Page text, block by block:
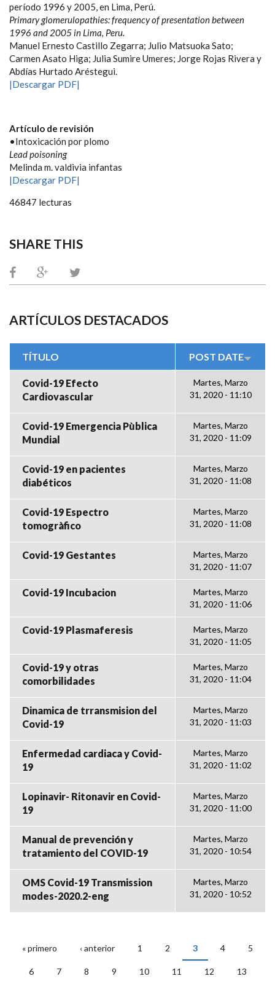
período 1996 y 2005, en Lima, Perú.
Primary glomerulopathies: frequency of presentation between
1996 and 2005 in Lima, Peru.
Manuel Ernesto Castillo Zegarra; Julio Matsuoka Sato;
Carmen Asato Higa; Julia Sumire Umeres; Jorge Rojas Rivera y
Abdías Hurtado Aréstegui.
|Descargar PDF|
Artículo de revisión
•Intoxicación por plomo
Lead poisoning
Melinda m. valdivia infantas
|Descargar PDF|
46847 lecturas
SHARE THIS
ARTÍCULOS DESTACADOS
TÍTULO POST DATE
Covid-19 Efecto
Cardiovascular
Martes, Marzo
31, 2020 - 11:10
Covid-19 Emergencia Pùblica
Mundial
Martes, Marzo
31, 2020 - 11:09
Covid-19 en pacientes
diabéticos
Martes, Marzo
31, 2020 - 11:08
Covid-19 Espectro
tomogràfico
Martes, Marzo
31, 2020 - 11:08
Covid-19 Gestantes
Martes, Marzo
31, 2020 - 11:07
Covid-19 Incubacion
Martes, Marzo
31, 2020 - 11:06
Covid-19 Plasmaferesis
Martes, Marzo
31, 2020 - 11:05
Covid-19 y otras
comorbilidades
Martes, Marzo
31, 2020 - 11:04
Dinamica de trransmision del
Covid-19
Martes, Marzo
31, 2020 - 11:03
Enfermedad cardiaca y Covid-
19
Martes, Marzo
31, 2020 - 11:02
Lopinavir- Ritonavir en Covid-
19
Martes, Marzo
31, 2020 - 11:00
Manual de prevención y
tratamiento del COVID-19
Martes, Marzo
31, 2020 - 10:54
OMS Covid-19 Transmission
modes-2020.2-eng
Martes, Marzo
31, 2020 - 10:52
PÁGINAS
« primero ‹ anterior 1 2 3 4 5
6 7 8 9 10 11 12 13